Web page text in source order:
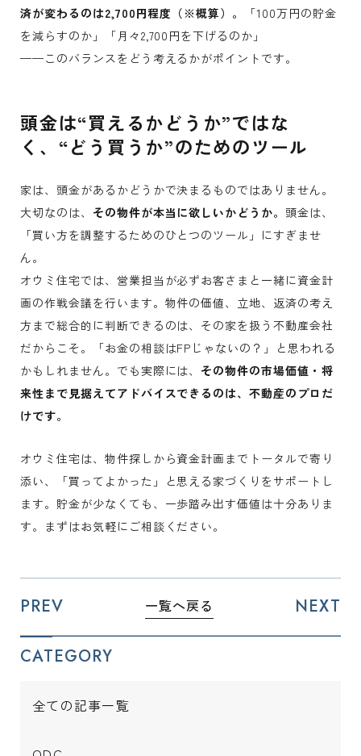
済が変わるのは2,700円程度（※概算）。
「100万円の貯金
を減らすのか」「月々2,700円を下げるのか」
——このバランスをどう考えるかがポイントです。
頭金は“買えるかどうか”ではな
く、“どう買うか”のためのツール
家は、頭金があるかどうかで決まるものではありません。
大切なのは、 その物件が本当に欲しいかどうか。頭金は、
「買い方を調整するためのひとつのツール」にすぎませ
ん。
オウミ住宅では、営業担当が必ずお客さまと一緒に資金計
画の作戦会議を行います。物件の価値、立地、返済の考え
方まで総合的に判断できるのは、その家を扱う不動産会社
だからこそ。「お金の相談はFPじゃないの？」と思われる
かもしれません。でも実際には、 その物件の市場価値・将
来性まで見据えてアドバイスできるのは、不動産のプロだ
けです。
オウミ住宅は、物件探しから資金計画までトータルで寄り
添い、「買ってよかった」と思える家づくりをサポートし
ます。貯金が少なくても、一歩踏み出す価値は十分ありま
す。まずはお気軽にご相談ください。
PREV 一覧へ戻る NEXT
CATEGORY
全ての記事一覧